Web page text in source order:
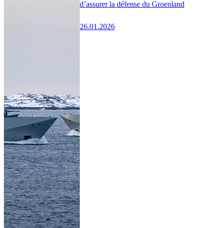
d’assurer la défense du Groenland
26.01.2026